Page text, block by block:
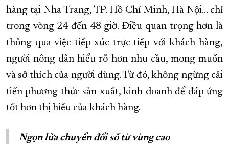
hàng tại Nha Trang, TP. Hồ Chí Minh, Hà Nội… chỉ
trong vòng 24 đến 48 giờ. Điều quan trọng hơn là
thông qua việc tiếp xúc trực tiếp với khách hàng,
người nông dân hiểu rõ hơn nhu cầu, mong muốn
và sở thích của người dùng. Từ đó, không ngừng cải
tiến phương thức sản xuất, kinh doanh để đáp ứng
tốt hơn thị hiếu của khách hàng.
Ngọn lửa chuyển đổi số từ vùng cao